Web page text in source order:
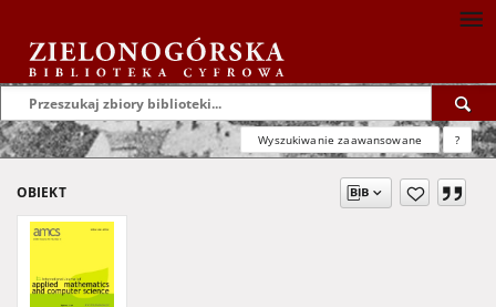
Wyszukiwanie zaawansowane ?
OBIEKT